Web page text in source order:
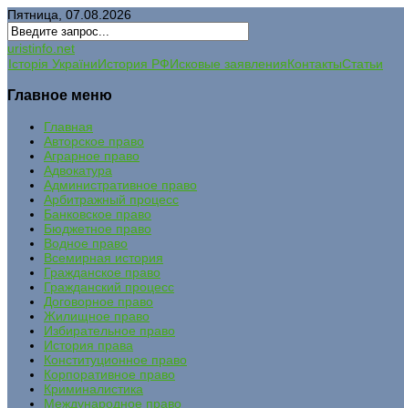
Пятница, 07.08.2026
uristinfo.net
Історія УкраїниИстория РФИсковые заявленияКонтактыСтатьи
Главное меню
Главная
Авторское право
Аграрное право
Адвокатура
Административное право
Арбитражный процесс
Банковское право
Бюджетное право
Водное право
Всемирная история
Гражданское право
Гражданский процесс
Договорное право
Жилищное право
Избирательное право
История права
Конституционное право
Корпоративное право
Криминалистика
Международное право